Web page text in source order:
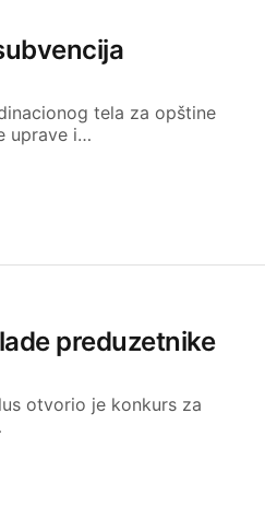
tela za opštine
uprave i…
preduzetnike
otvorio je konkurs za